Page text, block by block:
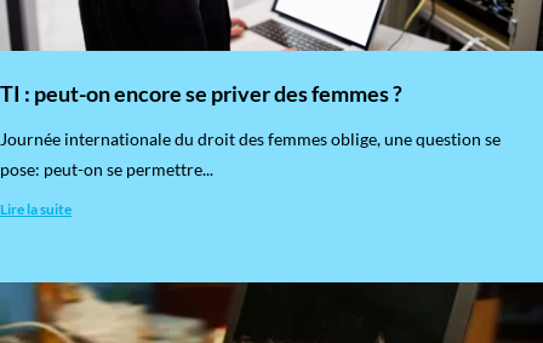
TI : peut-on encore se priver des femmes ?
​Journée internationale du droit des femmes oblige, une question se
pose: peut-on se permettre...
Lire la suite